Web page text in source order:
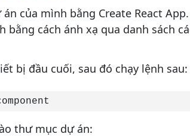
của mình bằng Create React
cách ánh xạ qua danh sách
bị đầu cuối, sau đó chạy lệnh sau:
thư mục dự án: